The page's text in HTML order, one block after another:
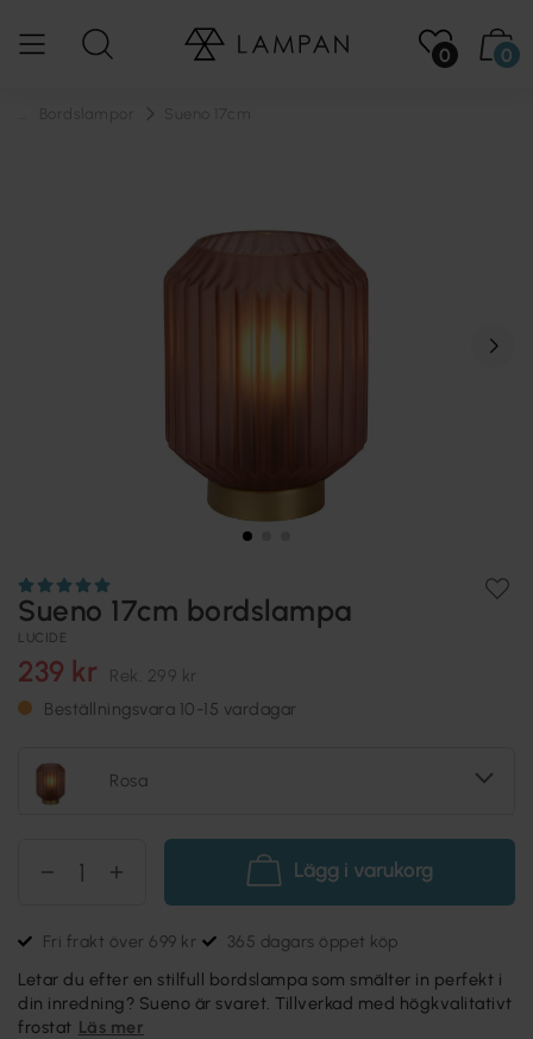
0 0
Sueno 17cm bordslampa
LUCIDE
239 kr Rek. 299 kr
Beställningsvara 10-15 vardagar
Rosa
Lägg i varukorg
Fri frakt över 699 kr 365 dagars öppet köp
Letar du efter en stilfull bordslampa som smälter in perfekt i
din inredning? Sueno är svaret. Tillverkad med högkvalitativt
frostat Läs mer